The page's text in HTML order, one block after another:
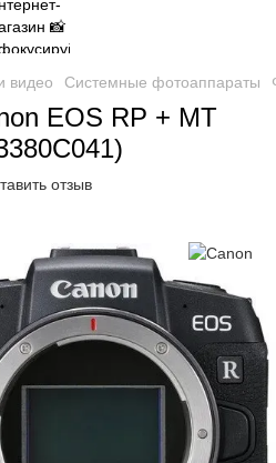
видео Системные фотоаппараты
EOS RP + MT
отзыв